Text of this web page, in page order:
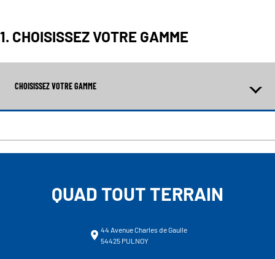
1. CHOISISSEZ VOTRE GAMME
CHOISISSEZ VOTRE GAMME
QUAD TOUT TERRAIN
44 Avenue Charles de Gaulle
54425 PULNOY